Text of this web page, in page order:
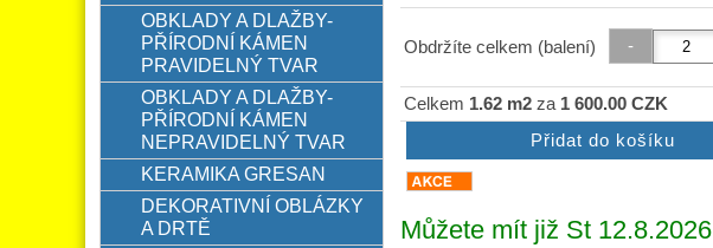
Obdržíte celkem (balení)
Celkem 1.62 m2 za 1 600.00 CZK
Můžete mít již St 12.8.2026
OBKLADY A DLAŽBY-
PŘÍRODNÍ KÁMEN
PRAVIDELNÝ TVAR
OBKLADY A DLAŽBY-
PŘÍRODNÍ KÁMEN
NEPRAVIDELNÝ TVAR
KERAMIKA GRESAN
DEKORATIVNÍ OBLÁZKY
A DRTĚ